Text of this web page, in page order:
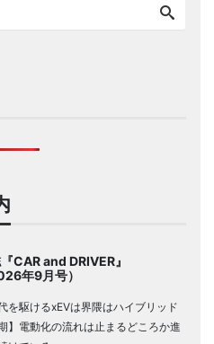
CAR and DRIVER』
年9月号）
代を駆けるxEVは界隈はハイブリッド
】電動化の流れは止まるどころか進